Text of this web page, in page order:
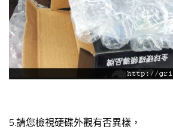
5.請您檢視硬碟外觀有否異樣，